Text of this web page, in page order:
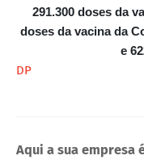
291.300 doses da
doses da vacina da
e
DP
Aqui a sua empresa